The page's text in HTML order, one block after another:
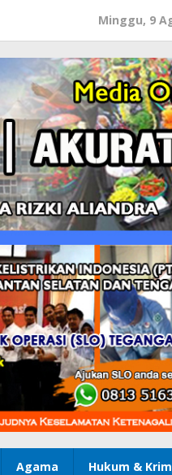
Minggu, 9
Agama Hukum &